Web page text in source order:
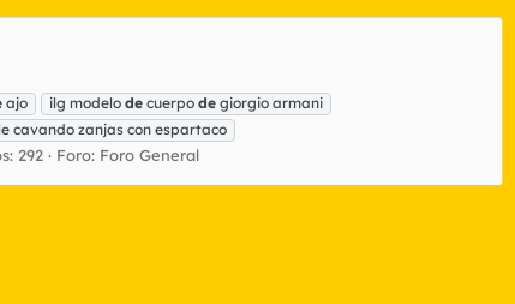
ajo ilg modelo de cuerpo de giorgio armani
cavando zanjas con espartaco
292 Foro: Foro General